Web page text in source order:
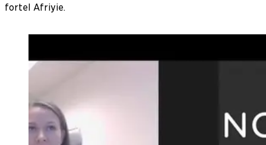
fortel Afriyie.